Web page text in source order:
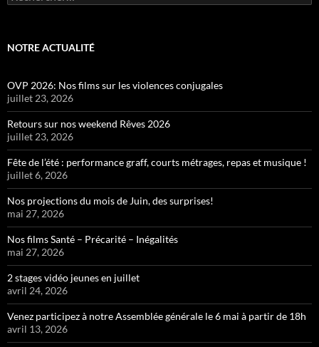
NOTRE ACTUALITÉ
OVP 2026: Nos films sur les violences conjugales
juillet 23, 2026
Retours sur nos weekend Rêves 2026
juillet 23, 2026
Fête de l’été : performance graff, courts métrages, repas et musique !
juillet 6, 2026
Nos projections du mois de Juin, des surprises!
mai 27, 2026
Nos films Santé – Précarité – Inégalités
mai 27, 2026
2 stages vidéo jeunes en juillet
avril 24, 2026
Venez participez à notre Assemblée générale le 6 mai à partir de 18h
avril 13, 2026